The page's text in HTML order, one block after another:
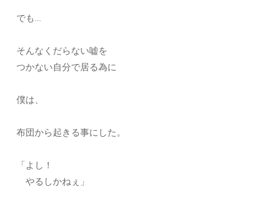
でも…
そんなくだらない嘘を
つかない自分で居る為に
僕は、
布団から起きる事にした。
「よし！
やるしかねぇ」